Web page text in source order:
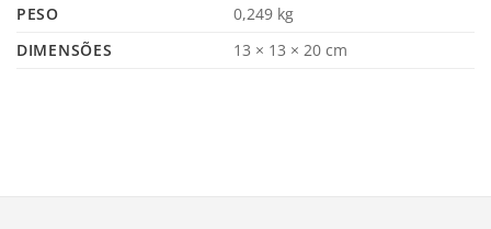
PESO
0,249 kg
DIMENSÕES
13 × 13 × 20 cm